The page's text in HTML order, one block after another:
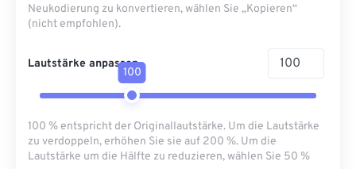
Neukodierung zu konvertieren, wählen Sie „Kopieren“
(nicht empfohlen).
Lautstärke anpassen
100
100 % entspricht der Originallautstärke. Um die Lautstärke
zu verdoppeln, erhöhen Sie sie auf 200 %. Um die
Lautstärke um die Hälfte zu reduzieren, wählen Sie 50 %